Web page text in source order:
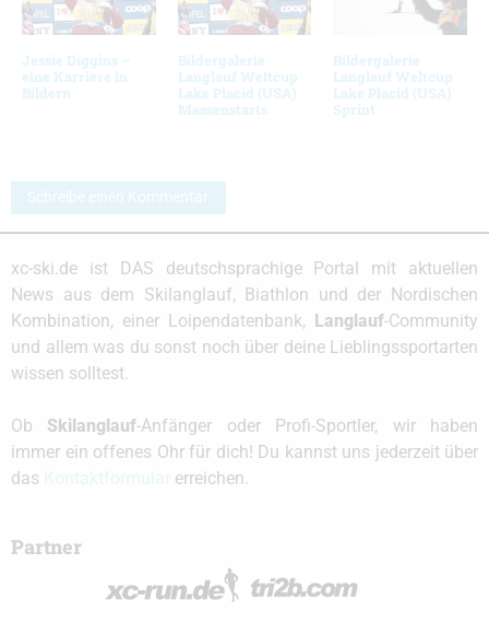
Jessie Diggins –
eine Karriere in
Bildern
Bildergalerie
Langlauf Weltcup
Lake Placid (USA)
Massenstarts
Bildergalerie
Langlauf Weltcup
Lake Placid (USA)
Sprint
Schreibe einen Kommentar
xc-ski.de ist DAS deutschsprachige Portal mit aktuellen
News aus dem Skilanglauf, Biathlon und der Nordischen
Kombination, einer Loipendatenbank,
Langlauf-Community
und allem was du sonst noch über deine Lieblingssportarten
wissen solltest.
Ob Skilanglauf-Anfänger oder Profi-Sportler, wir haben
immer ein offenes Ohr für dich! Du kannst uns jederzeit über
das
erreichen.
Partner